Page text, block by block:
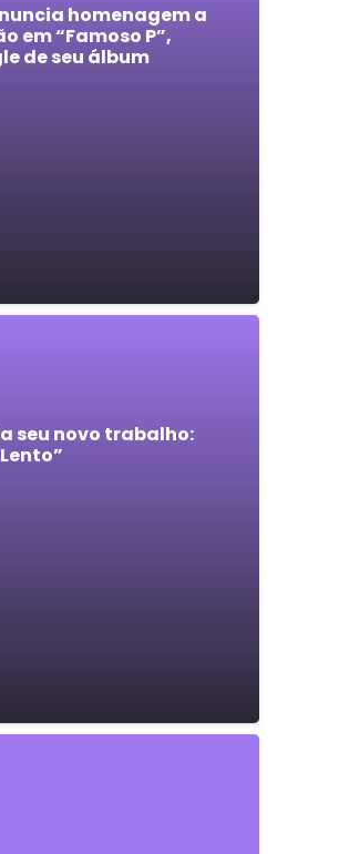
homenagem a
em “Famoso P”,
de seu álbum
seu novo trabalho: